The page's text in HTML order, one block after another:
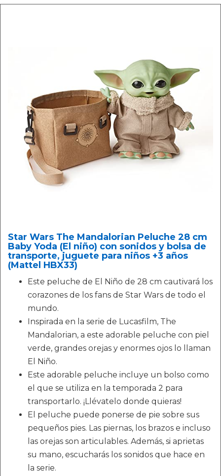
Star Wars The Mandalorian Peluche 28 cm
Baby Yoda (El niño) con sonidos y bolsa de
transporte, juguete para niños +3 años
(Mattel HBX33)
Este peluche de El Niño de 28 cm cautivará los
corazones de los fans de Star Wars de todo el
mundo.
Inspirada en la serie de Lucasfilm, The
Mandalorian, a este adorable peluche con piel
verde, grandes orejas y enormes ojos lo llaman
El Niño.
Este adorable peluche incluye un bolso como
el que se utiliza en la temporada 2 para
transportarlo. ¡Llévatelo donde quieras!
El peluche puede ponerse de pie sobre sus
pequeños pies. Las piernas, los brazos e incluso
las orejas son articulables. Además, si aprietas
su mano, escucharás los sonidos que hace en
la serie.